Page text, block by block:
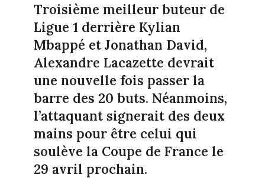
Troisième meilleur buteur de
Ligue 1 derrière Kylian
Mbappé et Jonathan David,
Alexandre Lacazette devrait
une nouvelle fois passer la
barre des 20 buts. Néanmoins,
l’attaquant signerait des deux
mains pour être celui qui
soulève la Coupe de France le
29 avril prochain.